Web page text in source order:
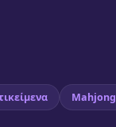
Mahjong